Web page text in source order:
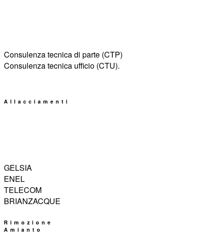
Consulenza tecnica di parte (CTP)
Consulenza tecnica ufficio (CTU).
Allacciamenti
GELSIA
ENEL
TELECOM
BRIANZACQUE
Rimozione
Amianto